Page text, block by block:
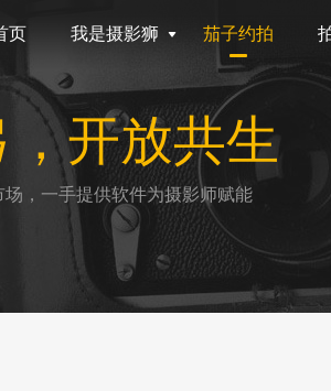
页 我是摄影狮 茄子约拍
开放共生
，一手提供软件为摄影师赋能